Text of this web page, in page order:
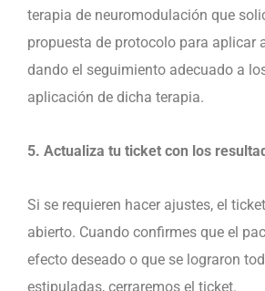
terapia de neuromodulación que
propuesta de protocolo para aplicar
dando el seguimiento adecuado a
aplicación de dicha terapia.
5. Actualiza tu ticket con los
Si se requieren hacer ajustes, el
abierto. Cuando confirmes que el
efecto deseado o que se lograron
estipuladas, cerraremos el ticket.